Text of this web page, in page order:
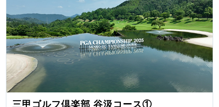
三甲ゴルフ倶楽部 谷汲コース①